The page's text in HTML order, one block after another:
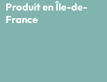
Produit en Île-de-
France